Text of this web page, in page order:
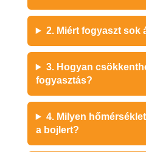
2. Miért fogyaszt sok
3. Hogyan
fogyasztás?
4. Milyen
a bojlert?